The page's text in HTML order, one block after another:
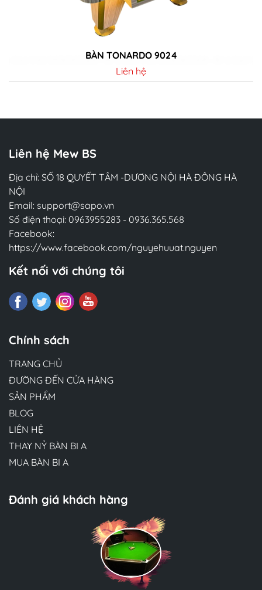
BÀN TONARDO 9024
Liên hệ
Liên hệ Mew BS
Địa chỉ: SỐ 18 QUYẾT TÂM -DƯƠNG NỘI HÀ ĐÔNG HÀ
NỘI
Email: support@sapo.vn
Số điện thoại: 0963955283 - 0936.365.568
Facebook:
https://www.facebook.com/nguyehuuat.nguyen
Kết nối với chúng tôi
Chính sách
TRANG CHỦ
ĐƯỜNG ĐẾN CỬA HÀNG
SẢN PHẨM
BLOG
LIÊN HỆ
THAY NỶ BÀN BI A
MUA BÀN BI A
Đánh giá khách hàng